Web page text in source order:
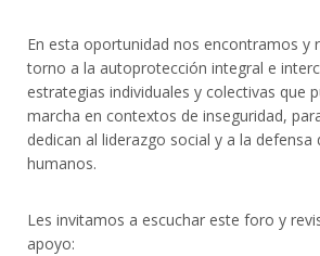
En esta oportunidad nos encontramos y
torno a la autoprotección integral e
estrategias individuales y colectivas que
marcha en contextos de inseguridad,
dedican al liderazgo social y a la defensa
humanos.
Les invitamos a escuchar este foro y
apoyo: